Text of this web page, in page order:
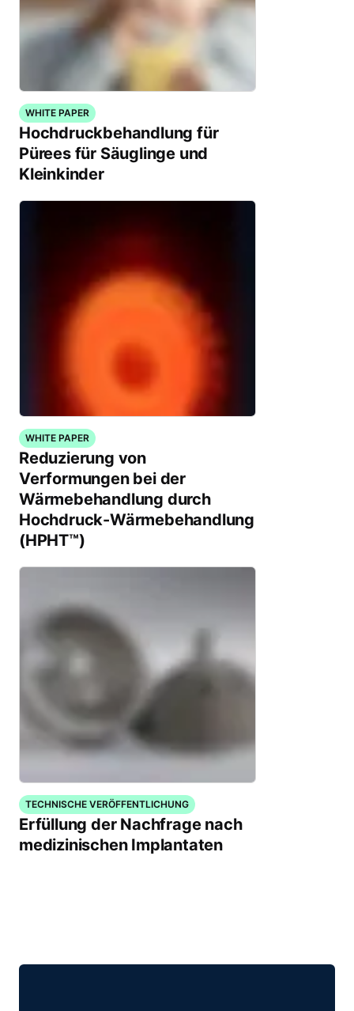
WHITE PAPER
Hochdruckbehandlung für
Pürees für Säuglinge und
Kleinkinder
WHITE PAPER
Reduzierung von
Verformungen bei der
Wärmebehandlung durch
Hochdruck-Wärmebehandlung
(HPHT™)
TECHNISCHE VERÖFFENTLICHUNG
Erfüllung der Nachfrage nach
medizinischen Implantaten